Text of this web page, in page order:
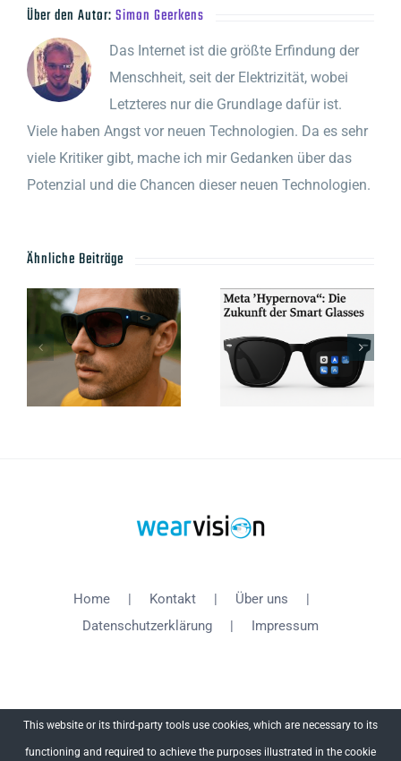
Über den Autor:Simon Geerkens
Das Internet ist die größte Erfindung der
Menschheit, seit der Elektrizität, wobei
Letzteres nur die Grundlage dafür ist.
Viele haben Angst vor neuen Technologien. Da es sehr
viele Kritiker gibt, mache ich mir Gedanken über das
Potenzial und die Chancen dieser neuen Technologien.
Ähnliche Beiträge
Home Kontakt
Über uns
Datenschutzerklärung
Impressum
This website or its third-party tools use cookies, which are necessary to its
functioning and required to achieve the purposes illustrated in the cookie